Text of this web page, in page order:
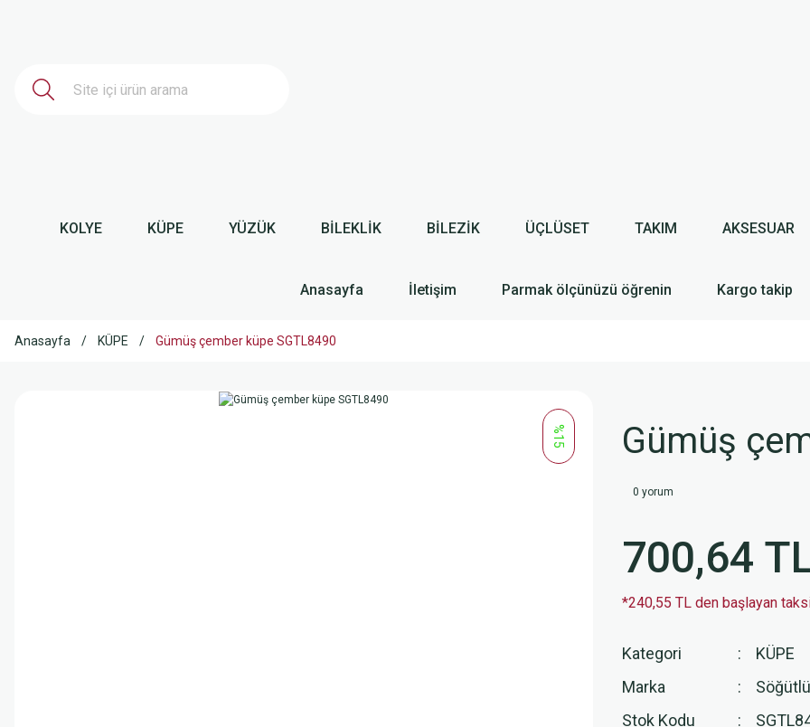
KOLYE KÜPE YÜZÜK BİLEKLİK BİLEZİK ÜÇLÜSET TAKIM AKSESUAR
Anasayfa İletişim Parmak ölçünüzü öğrenin Kargo takip
Anasayfa KÜPE Gümüş çember küpe SGTL8490
%15 Gümüş
0 yorum
700,64
*240,55 TL den başlayan
Kategori
KÜPE
Marka
Stok Kodu